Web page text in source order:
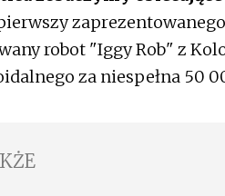
robot "Iggy Rob" z
za niespełna 50